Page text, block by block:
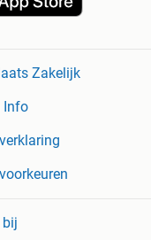
Zakelijk
Info
bij